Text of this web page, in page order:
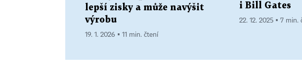
lepší zisky a může navýšit
výrobu
19. 1. 2026 ▪ 11 min. čtení
i Bill Gates
22. 12. 2025 ▪ 7 min.